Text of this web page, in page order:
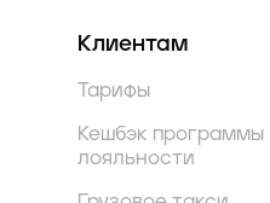
Клиентам
Тарифы
Кешбэк программы
лояльности